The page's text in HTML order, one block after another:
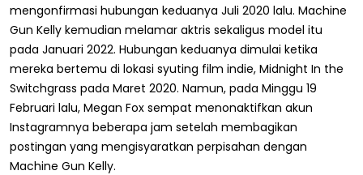
mengonfirmasi hubungan keduanya Juli 2020 lalu. Machine
Gun Kelly kemudian melamar aktris sekaligus model itu
pada Januari 2022. Hubungan keduanya dimulai ketika
mereka bertemu di lokasi syuting film indie, Midnight In the
Switchgrass pada Maret 2020. Namun, pada Minggu 19
Februari lalu, Megan Fox sempat menonaktifkan akun
Instagramnya beberapa jam setelah membagikan
postingan yang mengisyaratkan perpisahan dengan
Machine Gun Kelly.